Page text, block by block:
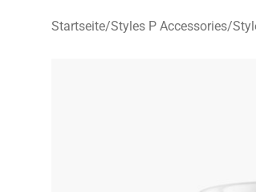
Startseite/Styles P Accessories/